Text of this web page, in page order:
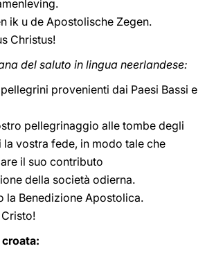
ik u de Apostolische Zegen.
Christus!
del saluto in lingua neerlandese:
provenienti dai Paesi Bassi e
pellegrinaggio alle tombe degli
vostra fede, in modo tale che
il suo contributo
della società odierna.
la Benedizione Apostolica.